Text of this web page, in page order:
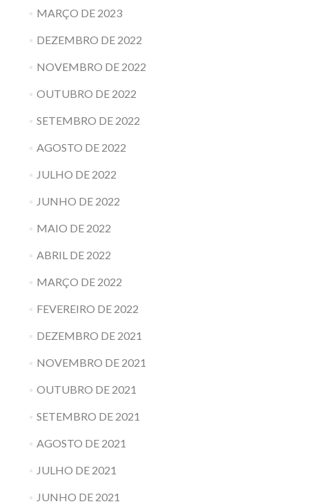
MARÇO DE 2023
DEZEMBRO DE 2022
NOVEMBRO DE 2022
OUTUBRO DE 2022
SETEMBRO DE 2022
AGOSTO DE 2022
JULHO DE 2022
JUNHO DE 2022
MAIO DE 2022
ABRIL DE 2022
MARÇO DE 2022
FEVEREIRO DE 2022
DEZEMBRO DE 2021
NOVEMBRO DE 2021
OUTUBRO DE 2021
SETEMBRO DE 2021
AGOSTO DE 2021
JULHO DE 2021
JUNHO DE 2021